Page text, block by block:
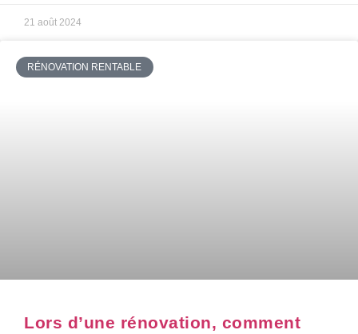
21 août 2024
RÉNOVATION RENTABLE
Lors d’une rénovation, comment